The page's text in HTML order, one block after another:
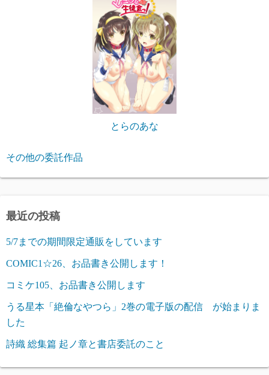
とらのあな
その他の委託作品
最近の投稿
5/7までの期間限定通販をしています
COMIC1☆26、お品書き公開します！
コミケ105、お品書き公開します
うる星本「絶倫なやつら」2巻の電子版の配信 が始まりま
した
詩織 総集篇 起ノ章と書店委託のこと